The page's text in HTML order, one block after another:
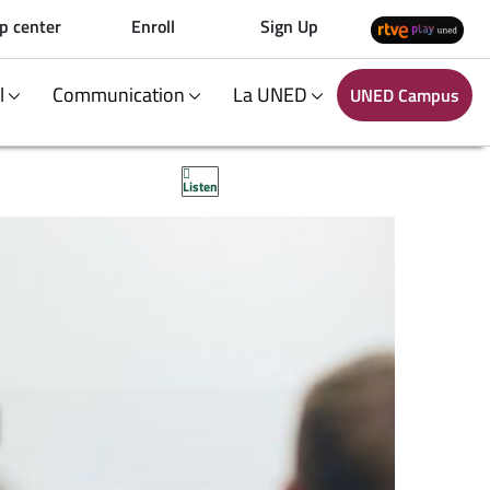
center Enroll Sign Up
Communication La UNED UNED Campus
Listen